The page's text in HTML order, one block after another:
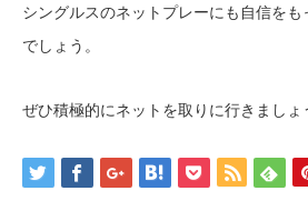
シングルスのネットプレーにも自信を
でしょう。
ぜひ積極的にネットを取りに行きましょ